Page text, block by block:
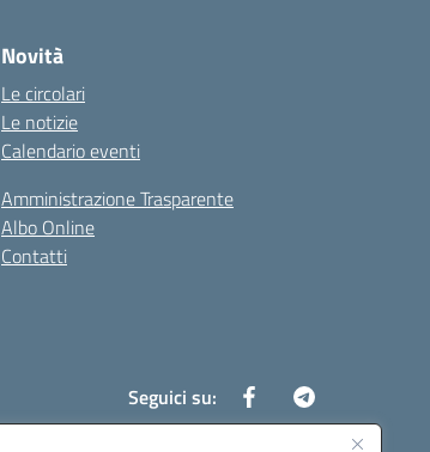
Novità
Le circolari
Le notizie
Calendario eventi
Amministrazione Trasparente
Albo Online
Contatti
Seguici su: